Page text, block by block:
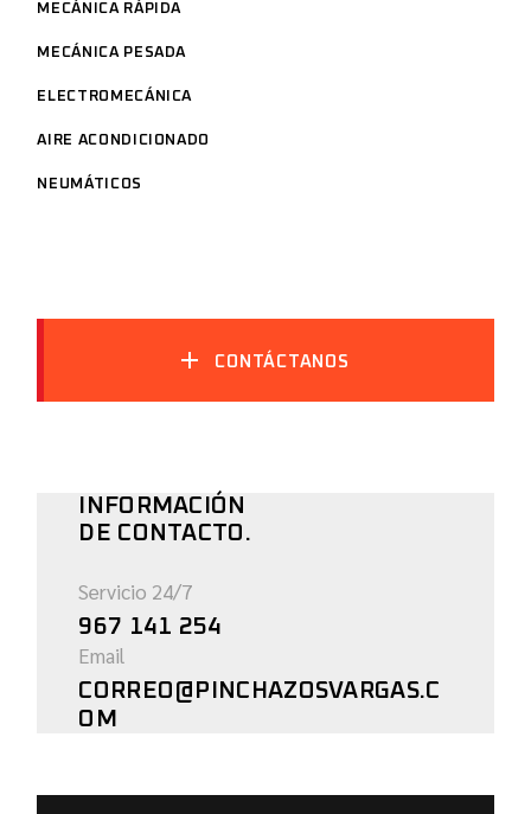
MECÁNICA RÁPIDA
MECÁNICA PESADA
ELECTROMECÁNICA
AIRE ACONDICIONADO
NEUMÁTICOS
CONTÁCTANOS
INFORMACIÓN
DE CONTACTO.
Servicio 24/7
967 141 254
Email
CORREO@PINCHAZOSVARGAS.C
OM